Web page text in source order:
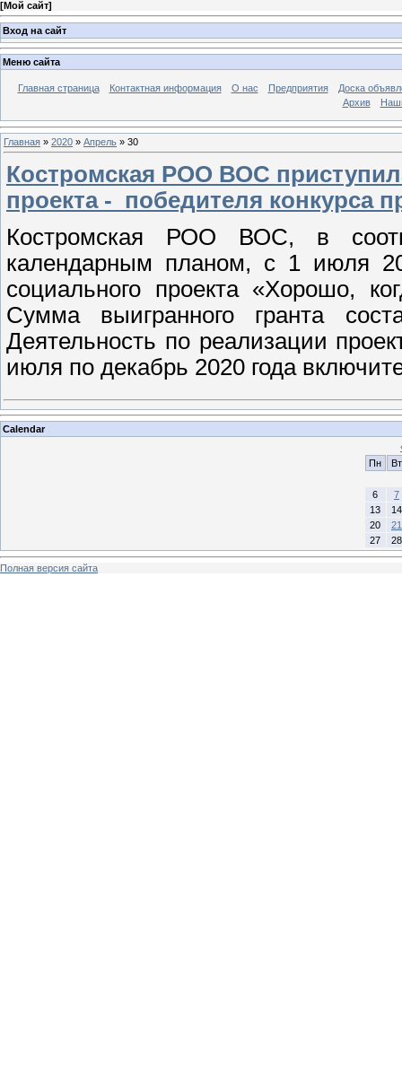
[Мой сайт]
Вход на сайт
Меню сайта
Главная страница Контактная информация О нас Предприятия
Доска
Архив
Главная » 2020 » Апрель » 30
Костромская РОО ВОС
проекта - победителя конкурса
Костромская РОО ВОС, в
календарным планом, с 1 июля
социального проекта «Хорошо,
Сумма выигранного гранта
Деятельность по реализации
июля по декабрь 2020 года
Calendar
Пн
Вт
6
7
13
14
20
21
27
28
Полная версия сайта